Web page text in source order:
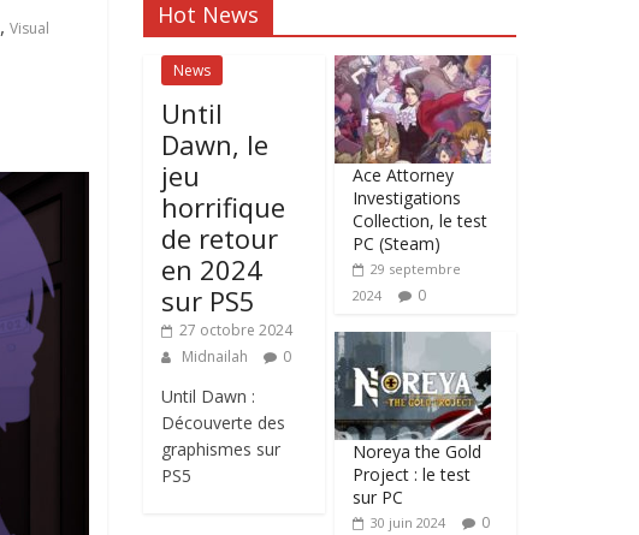
, Visual
Hot News
News
Until
Dawn, le
jeu
horrifique
de retour
en 2024
sur PS5
27 octobre 2024
Midnailah
0
Until Dawn :
Découverte des
graphismes sur
PS5
Ace Attorney
Investigations
Collection, le test
PC (Steam)
29 septembre
2024
0
Noreya the Gold
Project : le test
sur PC
30 juin 2024 0